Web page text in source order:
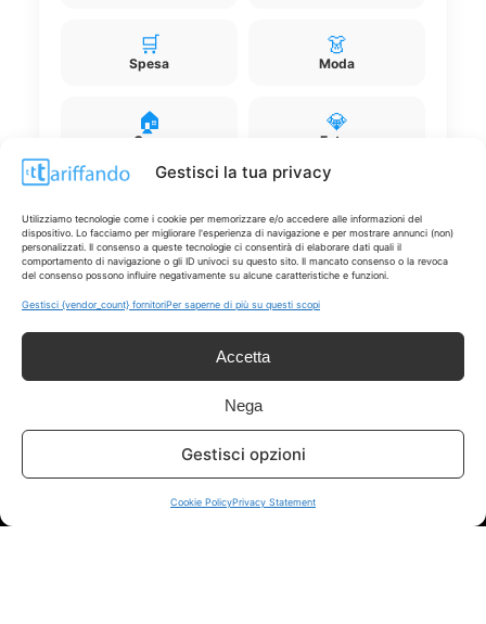
Gestisci la tua privacy
Utilizziamo tecnologie come i cookie per memorizzare e/o accedere alle informazioni del
dispositivo. Lo facciamo per migliorare l'esperienza di navigazione e per mostrare annunci (non)
personalizzati. Il consenso a queste tecnologie ci consentirà di elaborare dati quali il
comportamento di navigazione o gli ID univoci su questo sito. Il mancato consenso o la revoca
del consenso possono influire negativamente su alcune caratteristiche e funzioni.
Gestisci {vendor_count} fornitoriPer saperne di più su questi scopi
Accetta
Nega
Gestisci opzioni
Cookie PolicyPrivacy Statement
🛒
Spesa
👗
Moda
🏠
Casa
💎
Extra
Disclaimer
I marchi citati appartengono ai rispettivi proprietari. Le offerte
segnalate possono subire variazioni: verifica sempre le condizioni
sui siti ufficiali.
Info